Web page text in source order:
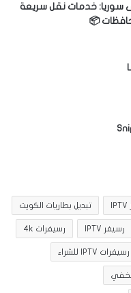
سوريا: خدمات نقل سريعة
📦
تبديل بطاريات الكويت
رسيفر IPTV رسيفرات 4k
رسيفرات IPTV للشراء